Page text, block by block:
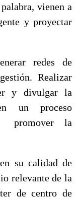
vienen a
y proyectar
redes de
Realizar
y divulgar la
un proceso
promover la
su calidad de
relevante de la
de centro de